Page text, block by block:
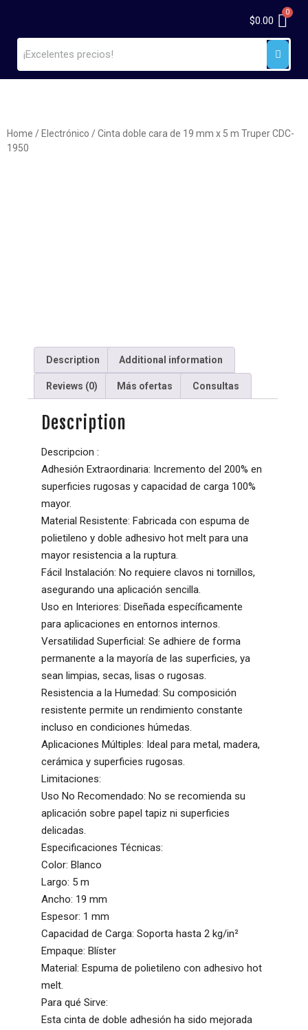
$0.00
Home / Electrónico / Cinta doble cara de 19 mm x 5 m Truper CDC-
1950
Description Additional information
Reviews (0) Más ofertas Consultas
Description
Descripcion :
Adhesión Extraordinaria: Incremento del 200% en
superficies rugosas y capacidad de carga 100%
mayor.
Material Resistente: Fabricada con espuma de
polietileno y doble adhesivo hot melt para una
mayor resistencia a la ruptura.
Fácil Instalación: No requiere clavos ni tornillos,
asegurando una aplicación sencilla.
Uso en Interiores: Diseñada específicamente
para aplicaciones en entornos internos.
Versatilidad Superficial: Se adhiere de forma
permanente a la mayoría de las superficies, ya
sean limpias, secas, lisas o rugosas.
Resistencia a la Humedad: Su composición
resistente permite un rendimiento constante
incluso en condiciones húmedas.
Aplicaciones Múltiples: Ideal para metal, madera,
cerámica y superficies rugosas.
Limitaciones:
Uso No Recomendado: No se recomienda su
aplicación sobre papel tapiz ni superficies
delicadas.
Especificaciones Técnicas:
Color: Blanco
Largo: 5 m
Ancho: 19 mm
Espesor: 1 mm
Capacidad de Carga: Soporta hasta 2 kg/in²
Empaque: Blíster
Material: Espuma de polietileno con adhesivo hot
melt.
Para qué Sirve:
Esta cinta de doble adhesión ha sido mejorada